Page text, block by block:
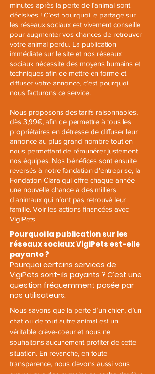
minutes après la perte de l’animal sont
décisives ! C’est pourquoi le partage sur
les réseaux sociaux est vivement conseillé
pour augmenter vos chances de retrouver
votre animal perdu. La publication
immédiate sur le site et nos réseaux
sociaux nécessite des moyens humains et
techniques afin de mettre en forme et
diffuser votre annonce, c’est pourquoi
nous facturons ce service.
Nous proposons des tarifs raisonnables,
dès 3,99€, afin de permettre à tous les
propriétaires en détresse de diffuser leur
annonce au plus grand nombre tout en
nous permettant de rémunérer justement
nos équipes. Nos bénéfices sont ensuite
reversés à notre fondation d’entreprise, la
Fondation Clara qui offre chaque année
une nouvelle chance à des milliers
d’animaux qui n’ont pas retrouvé leur
famille. Voir les actions financées avec
VigiPets.
Pourquoi la publication sur les
réseaux sociaux VigiPets est-elle
payante ?
Pourquoi certains services de
VigiPets sont-ils payants ? C’est une
question fréquemment posée par
nos utilisateurs.
Nous savons que la perte d’un chien, d’un
chat ou de tout autre animal est un
véritable crève-coeur et nous ne
souhaitons aucunement profiter de cette
situation. En revanche, en toute
transparence, nous devons aussi vous